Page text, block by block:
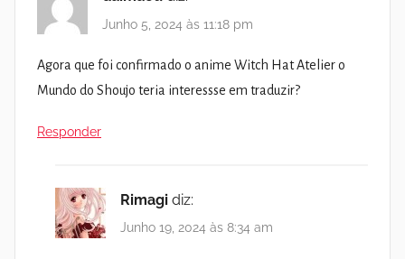
Junho 5, 2024 às 11:18 pm
Agora que foi confirmado o anime Witch Hat Atelier o
Mundo do Shoujo teria interessse em traduzir?
Responder
Rimagi diz:
Junho 19, 2024 às 8:34 am